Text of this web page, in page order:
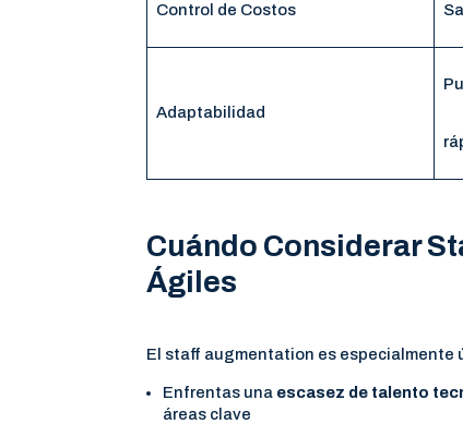
Control de Costos
Adaptabilidad
Cuándo Considerar
Ágiles
El staff augmentation es especialmente
Enfrentas una escasez de talento
áreas clave